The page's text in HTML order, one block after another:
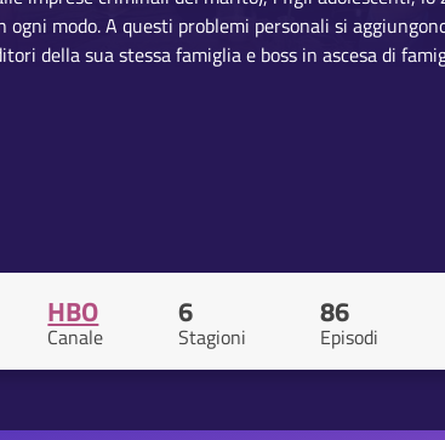
ogni modo. A questi problemi personali si
della sua stessa famiglia e boss in ascesa di
HBO
Canale
6
Stagioni
86
Episodi